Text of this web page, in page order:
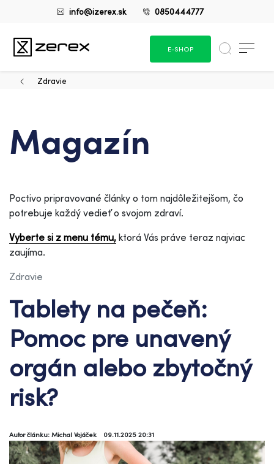
info@izerex.sk 0850444777
E-SHOP
Zdravie
Magazín
Poctivo pripravované články o tom najdôležitejšom, čo
potrebuje každý vedieť o svojom zdraví.
Vyberte si z menu tému, ktorá Vás práve teraz najviac
zaujíma.
Zdravie
Tablety na pečeň:
Pomoc pre unavený
orgán alebo zbytočný
risk?
Autor článku: Michal Vojáček 09.11.2025 20:31